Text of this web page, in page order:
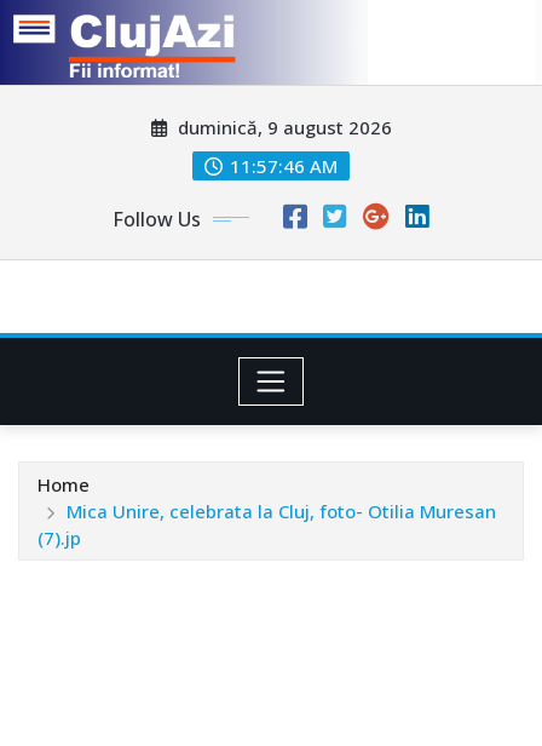
duminică, 9 august 2026
11:57:48 AM
Follow Us
Home
Mica Unire, celebrata la Cluj, foto- Otilia Muresan
(7).jp